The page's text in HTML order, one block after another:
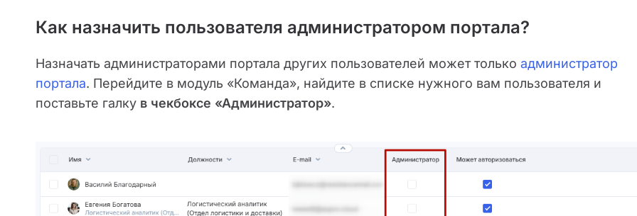
Как назначить пользователя администратором портала?
Назначать администраторами портала других пользователей может только администратор
портала. Перейдите в модуль «Команда», найдите в списке нужного вам пользователя и
поставьте галку в чекбоксе «Администратор».